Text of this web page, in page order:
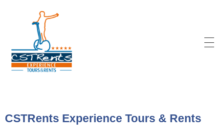
CSTRents Experience Tours & Rents